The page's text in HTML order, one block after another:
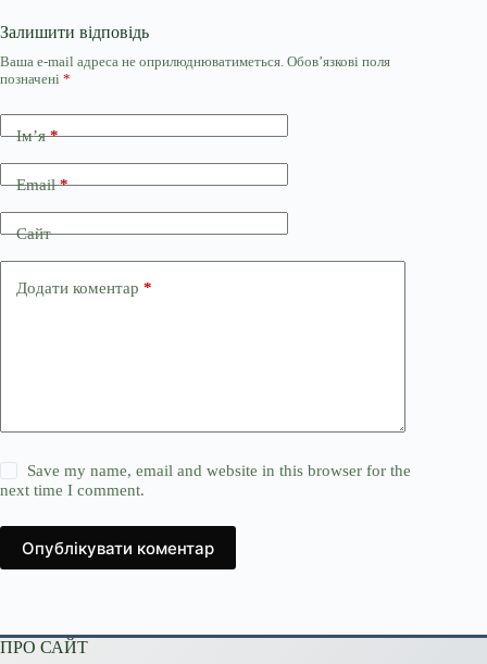
Залишити відповідь
Ваша e-mail адреса не оприлюднюватиметься. Обов’язкові поля
позначені *
Ім’я*
Email*
Сайт
Додати коментар *
Save my name, email and website in this browser for the
next time I comment.
Опублікувати коментар
ПРО САЙТ